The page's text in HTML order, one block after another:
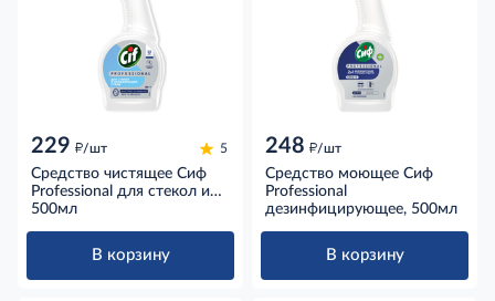
229 д/шт 5
Средство чистящее Сиф
Professional для стекол и
нержавеющей стали,
500мл
В корзину
248 д/шт
Средство моющее Сиф
Professional
дезинфицирующее, 500мл
В корзину